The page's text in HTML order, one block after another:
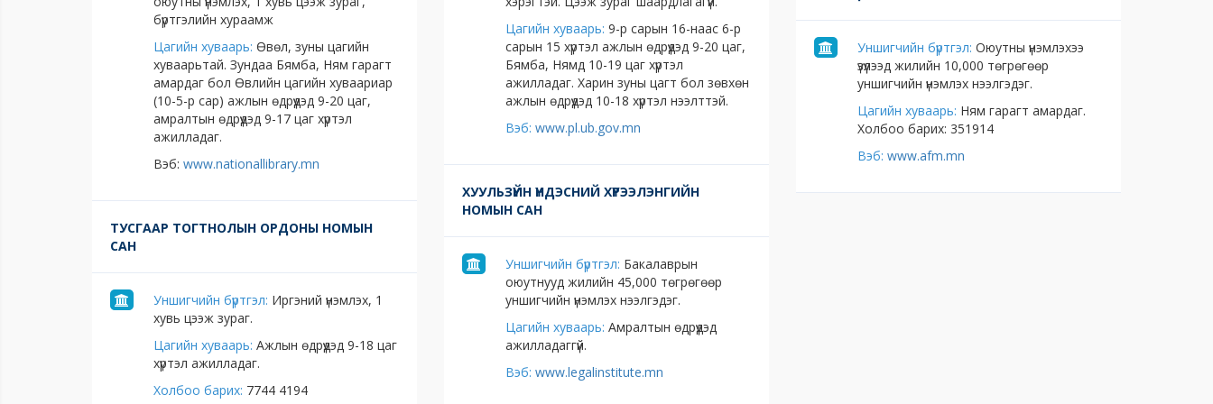
бүртгэлийн хураамж
Цагийн хуваарь: Өвөл, зуны цагийн
хуваарьтай. Зундаа Бямба, Ням гарагт
амардаг бол Өвлийн цагийн хуваариар
(10-5-р сар) ажлын өдрүүдэд 9-20 цаг,
амралтын өдрүүдэд 9-17 цаг хүртэл
ажилладаг.
Вэб: www.nationallibrary.mn
ТУСГААР ТОГТНОЛЫН ОРДОНЫ НОМЫН
САН
Уншигчийн бүртгэл: Иргэний үнэмлэх, 1
хувь цээж зураг.
Цагийн хуваарь: Ажлын өдрүүдэд 9-18 цаг
хүртэл ажилладаг.
Холбоо барих: 7744 4194
Цагийн хуваарь: 9-р сарын 16-наас 6-р
сарын 15 хүртэл ажлын өдрүүдэд 9-20 цаг,
Бямба, Нямд 10-19 цаг хүртэл
ажилладаг. Харин зуны цагт бол зөвхөн
ажлын өдрүүдэд 10-18 хүртэл нээлттэй.
Вэб: www.pl.ub.gov.mn
ХУУЛЬЗҮЙН ҮНДЭСНИЙ ХҮРЭЭЛЭНГИЙН
НОМЫН САН
Уншигчийн бүртгэл: Бакалаврын
оюутнууд жилийн 45,000 төгрөгөөр
уншигчийн үнэмлэх нээлгэдэг.
Цагийн хуваарь: Амралтын өдрүүдэд
ажилладаггүй.
Вэб: www.legalinstitute.mn
Уншигчийн бүртгэл: Оюутны үнэмлэхээ
үзүүлээд жилийн 10,000 төгрөгөөр
уншигчийн үнэмлэх нээлгэдэг.
Цагийн хуваарь: Ням гарагт амардаг.
Холбоо барих: 351914
Вэб: www.afm.mn